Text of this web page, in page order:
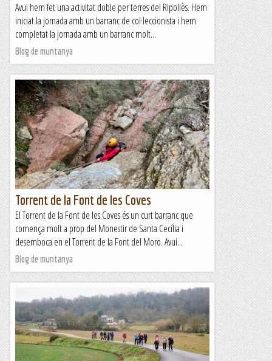
Avui hem fet una activitat doble per terres del Ripollès. Hem
iniciat la jornada amb un barranc de col·leccionista i hem
completat la jornada amb un barranc molt...
Blog de muntanya
Torrent de la Font de les Coves
El Torrent de la Font de les Coves és un curt barranc que
comença molt a prop del Monestir de Santa Cecília i
desemboca en el Torrent de la Font del Moro. Avui...
Blog de muntanya